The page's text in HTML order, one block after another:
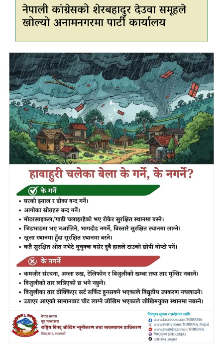
नेपाली कांग्रेसको शेरबहादुर देउवा समूहले
खोल्यो अनामनगरमा पार्टी कार्यालय